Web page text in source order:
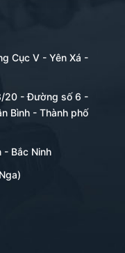
Cục V - Yên Xá -
20 - Đường số 6 -
Bình - Thành phố
- Bắc Ninh